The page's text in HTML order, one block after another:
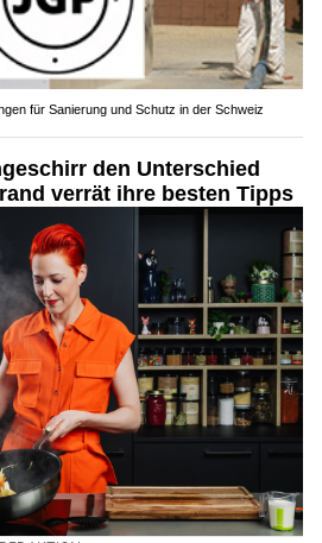
für Sanierung und Schutz in der Schweiz
den Unterschied
verrät ihre besten Tipps